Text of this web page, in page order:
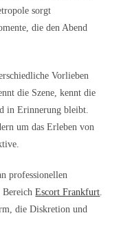
sorgt
die den Abend
Vorlieben
die Szene, kennt die
in Erinnerung bleibt.
um das Erleben von
professionellen
BereichEscort Frankfurt.
die Diskretion und